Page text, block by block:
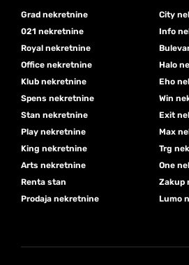
Grad nekretnine
City
021 nekretnine
Info
Royal nekretnine
Office nekretnine
Halo
Klub nekretnine
Eho
Spens nekretnine
Win
Stan nekretnine
Exit
Play nekretnine
Max
King nekretnine
Trg
Arts nekretnine
One
Renta stan
Zakup
Prodaja nekretnine
Lumo